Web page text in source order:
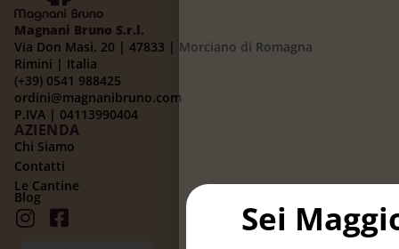
Magnani Bruno S.r.l.
Via Don Masi, 20 | 47833 | Morciano di Romagna
Rimini | Italia
(+39) 0541 988425
ordini@magnanibruno.com
P.IVA | 04113990404
AZIENDA
Chi Siamo
Contatti
Le Cantine
Blog
Sei